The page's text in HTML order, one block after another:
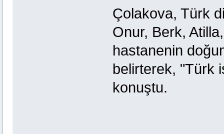
Çolakova, Türk
Onur, Berk,
hastanenin
belirterek, "Türk
konuştu.